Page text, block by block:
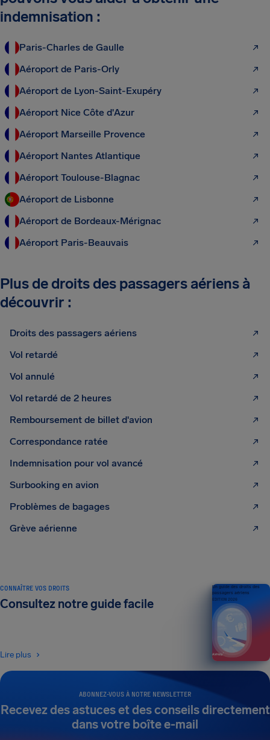
indemnisation :
Paris-Charles de Gaulle
Aéroport de Paris-Orly
Aéroport de Lyon-Saint-Exupéry
Aéroport Nice Côte d'Azur
Aéroport Marseille Provence
Aéroport Nantes Atlantique
Aéroport Toulouse-Blagnac
Aéroport de Lisbonne
Aéroport de Bordeaux-Mérignac
Aéroport Paris-Beauvais
Plus de droits des passagers aériens à
découvrir :
Droits des passagers aériens
Vol retardé
Vol annulé
Vol retardé de 2 heures
Remboursement de billet d'avion
Correspondance ratée
Indemnisation pour vol avancé
Surbooking en avion
Problèmes de bagages
Grève aérienne
ABONNEZ-VOUS À NOTRE NEWSLETTER
Recevez des astuces et des conseils directement
dans votre boîte e-mail
CONNAÎTRE VOS DROITS
Consultez notre guide facile
Lire plus
Un guide des droits des
passagers aériens
ÉDITION 2026